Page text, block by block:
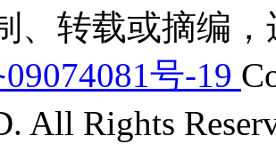
、转载或摘编
号-19
All Rights